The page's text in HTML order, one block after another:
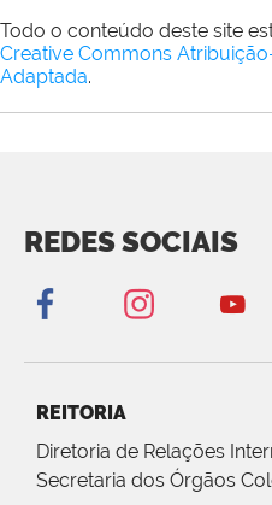
Todo o conteúdo deste site
Creative Commons
Adaptada.
REDES SOCIAIS
REITORIA
Diretoria de Relações
Secretaria dos Órgãos